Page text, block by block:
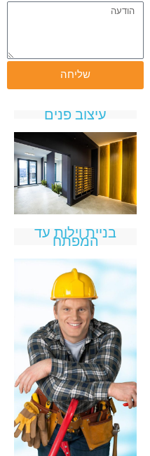
שליחה
עיצוב פנים
בניית וילות עד
המפתח